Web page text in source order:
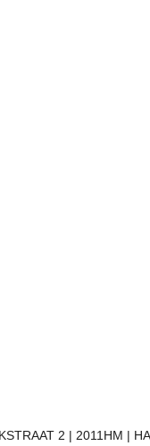
2 | 2011HM |